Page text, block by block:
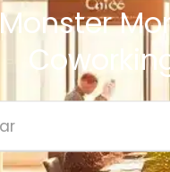
Monster